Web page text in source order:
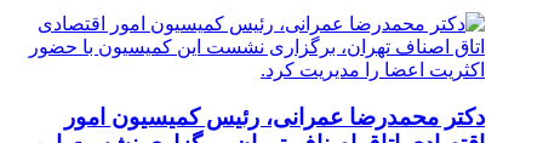
دکتر محمدرضا عمرانی، رئیس کمیسیون امور